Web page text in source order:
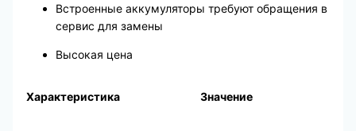
Встроенные аккумуляторы требуют обращения в
сервис для замены
Высокая цена
Характеристика Значение